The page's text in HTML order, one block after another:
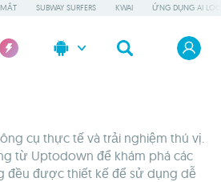
SUBWAY SURFERS KWAI ỨNG DỤNG AI
cụ thực tế và trải nghiệm thú vị.
từ Uptodown để khám phá các
đều được thiết kế để sử dụng dễ